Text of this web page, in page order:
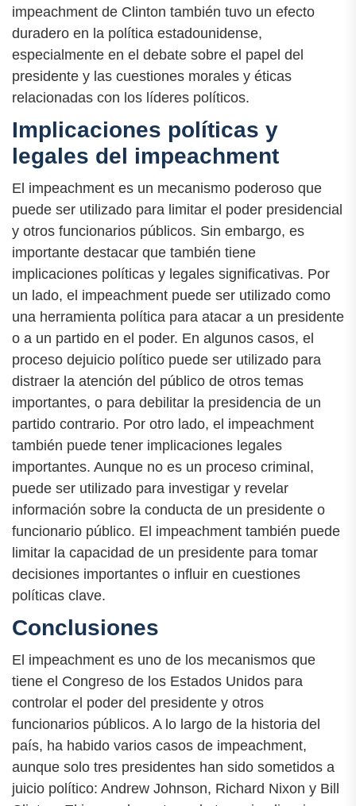
impeachment de Clinton también tuvo un efecto
duradero en la política estadounidense,
especialmente en el debate sobre el papel del
presidente y las cuestiones morales y éticas
relacionadas con los líderes políticos.
Implicaciones políticas y
legales del impeachment
El impeachment es un mecanismo poderoso que
puede ser utilizado para limitar el poder presidencial
y otros funcionarios públicos. Sin embargo, es
importante destacar que también tiene
implicaciones políticas y legales significativas. Por
un lado, el impeachment puede ser utilizado como
una herramienta política para atacar a un presidente
o a un partido en el poder. En algunos casos, el
proceso dejuicio político puede ser utilizado para
distraer la atención del público de otros temas
importantes, o para debilitar la presidencia de un
partido contrario. Por otro lado, el impeachment
también puede tener implicaciones legales
importantes. Aunque no es un proceso criminal,
puede ser utilizado para investigar y revelar
información sobre la conducta de un presidente o
funcionario público. El impeachment también puede
limitar la capacidad de un presidente para tomar
decisiones importantes o influir en cuestiones
políticas clave.
Conclusiones
El impeachment es uno de los mecanismos que
tiene el Congreso de los Estados Unidos para
controlar el poder del presidente y otros
funcionarios públicos. A lo largo de la historia del
país, ha habido varios casos de impeachment,
aunque solo tres presidentes han sido sometidos a
juicio político: Andrew Johnson, Richard Nixon y Bill